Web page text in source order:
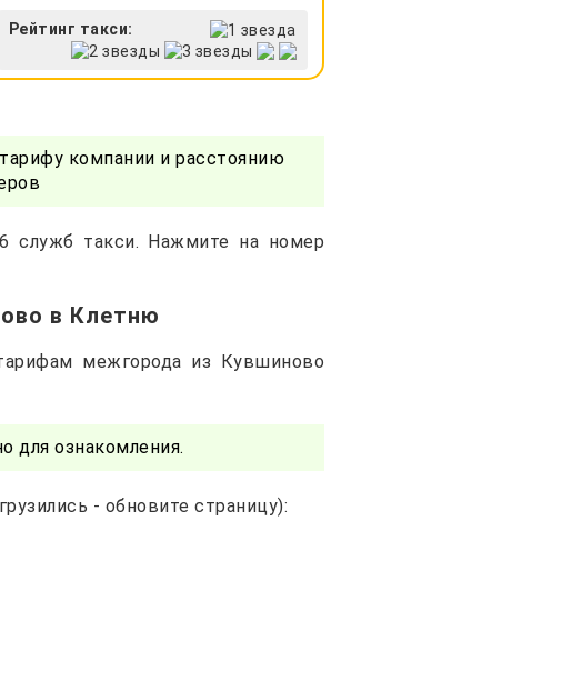
Рейтинг такси:
компании и расстоянию
служб такси. Нажмите на номер
в Клетню
межгорода из Кувшиново
для ознакомления.
- обновите страницу):